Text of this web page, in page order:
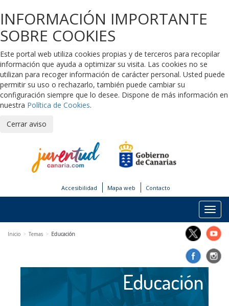
INFORMACIÓN IMPORTANTE
SOBRE COOKIES
Este portal web utiliza cookies propias y de terceros para recopilar
información que ayuda a optimizar su visita. Las cookies no se
utilizan para recoger información de carácter personal. Usted puede
permitir su uso o rechazarlo, también puede cambiar su
configuración siempre que lo desee. Dispone de más información en
nuestra Política de Cookies.
Cerrar aviso
Accesibilidad Mapa web Contacto
Inicio Temas Educación
Educación